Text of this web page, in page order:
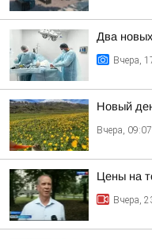
Два
Вчера,
Новый
Вчера, 09:07
Цены на
Вчера,